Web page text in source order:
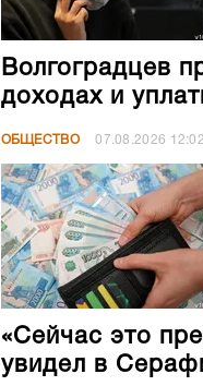
Волгоградцев
доходах и
ОБЩЕСТВО 07.08.2026 12:02
«Сейчас это
увидел в